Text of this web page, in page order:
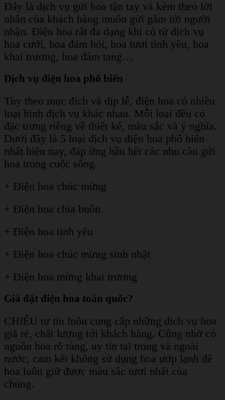
Đây là dịch vụ gửi hoa tận tay và kèm theo lời
nhắn của khách hàng muốn gửi gắm tới người
nhận. Điện hoa rất đa dạng khi có từ dịch vụ
hoa cưới, hoa đám hỏi, hoa tươi tình yêu, hoa
khai trương, hoa đám tang…
Dịch vụ điện hoa phổ biến
Tùy theo mục đích và dịp lễ, điện hoa có nhiều
loại hình dịch vụ khác nhau. Mỗi loại đều có
đặc trưng riêng về thiết kế, màu sắc và ý nghĩa.
Dưới đây là 5 loại dịch vụ điện hoa phổ biến
nhất hiện nay, đáp ứng hầu hết các nhu cầu gửi
hoa trong cuộc sống.
+ Điện hoa chúc mừng
+ Điện hoa chia buồn
+ Điện hoa tình yêu
+ Điện hoa chúc mừng sinh nhật
+ Điện hoa mừng khai trương
Giá đặt điện hoa toàn quốc?
CHIÊU tự tin luôn cung cấp những dịch vụ hoa
giá rẻ, chất lượng tới khách hàng. Cũng nhờ có
nguồn hoa rõ ràng, uy tín tại trong và ngoài
nước, cam kết không sử dụng hoa ướp lạnh để
hoa luôn giữ được màu sắc tươi nhất của
chúng.